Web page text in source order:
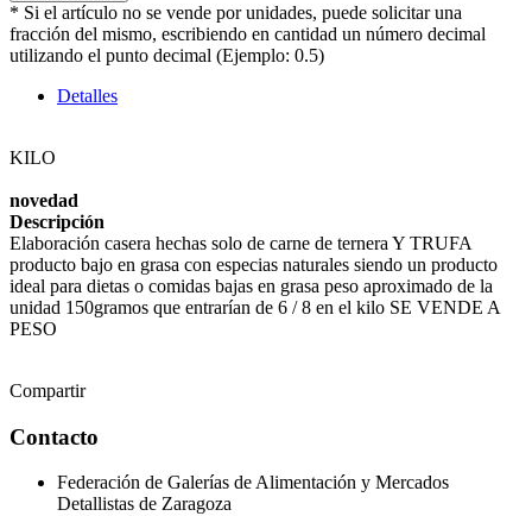
* Si el artículo no se vende por unidades, puede solicitar una
fracción del mismo, escribiendo en cantidad un número decimal
utilizando el punto decimal (Ejemplo: 0.5)
Detalles
KILO
novedad
Descripción
Elaboración casera hechas solo de carne de ternera Y TRUFA
producto bajo en grasa con especias naturales siendo un producto
ideal para dietas o comidas bajas en grasa peso aproximado de la
unidad 150gramos que entrarían de 6 / 8 en el kilo SE VENDE A
PESO
Compartir
Contacto
Federación de Galerías de Alimentación y Mercados
Detallistas de Zaragoza